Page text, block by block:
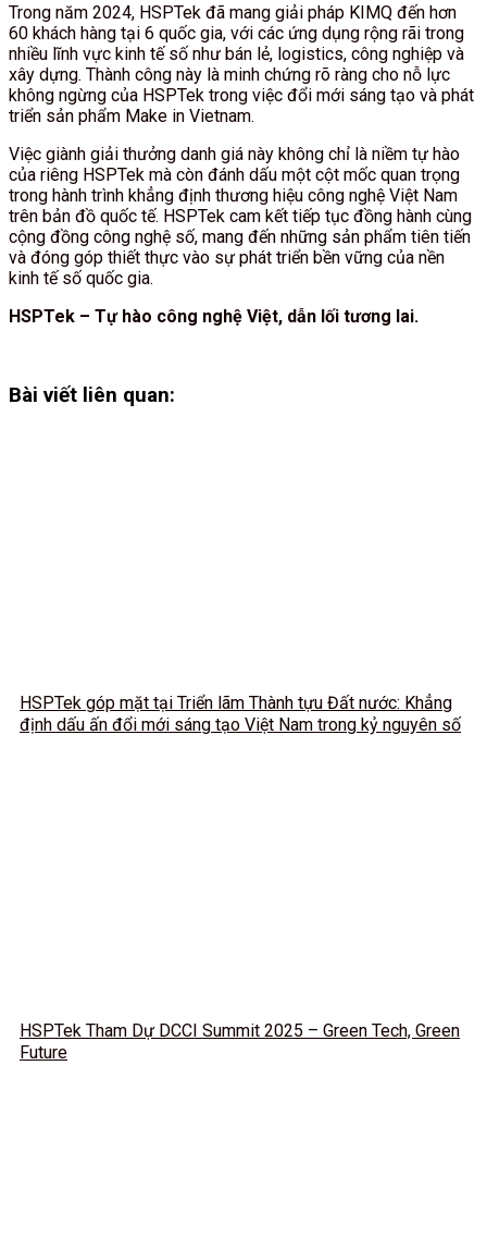
Trong năm 2024, HSPTek đã mang giải pháp KIMQ đến hơn
60 khách hàng tại 6 quốc gia, với các ứng dụng rộng rãi trong
nhiều lĩnh vực kinh tế số như bán lẻ, logistics, công nghiệp và
xây dựng. Thành công này là minh chứng rõ ràng cho nỗ lực
không ngừng của HSPTek trong việc đổi mới sáng tạo và phát
triển sản phẩm Make in Vietnam.
Việc giành giải thưởng danh giá này không chỉ là niềm tự hào
của riêng HSPTek mà còn đánh dấu một cột mốc quan trọng
trong hành trình khẳng định thương hiệu công nghệ Việt Nam
trên bản đồ quốc tế. HSPTek cam kết tiếp tục đồng hành cùng
cộng đồng công nghệ số, mang đến những sản phẩm tiên tiến
và đóng góp thiết thực vào sự phát triển bền vững của nền
kinh tế số quốc gia.
HSPTek – Tự hào công nghệ Việt, dẫn lối tương lai.
Bài viết liên quan:
HSPTek góp mặt tại Triển lãm Thành tựu Đất nước: Khẳng
định dấu ấn đổi mới sáng tạo Việt Nam trong kỷ nguyên số
HSPTek Tham Dự DCCI Summit 2025 – Green Tech, Green
Future